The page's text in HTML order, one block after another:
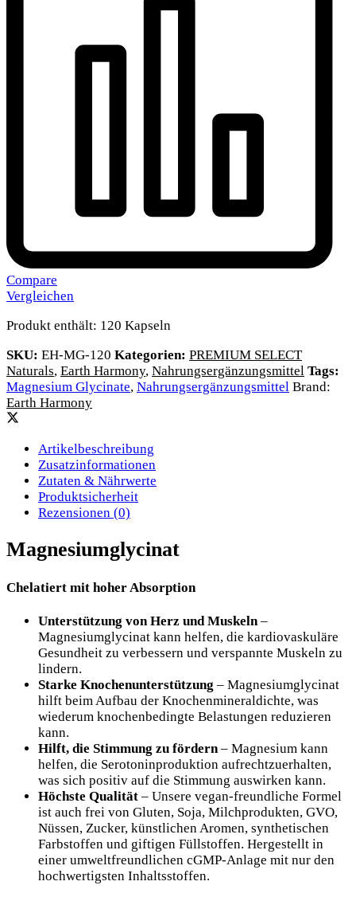
Compare
Vergleichen
Produkt enthält: 120 Kapseln
SKU: EH-MG-120 Kategorien: PREMIUM SELECT
Naturals, Earth Harmony, Nahrungsergänzungsmittel Tags:
Magnesium Glycinate, Nahrungsergänzungsmittel Brand:
Earth Harmony
Artikelbeschreibung
Zusatzinformationen
Zutaten & Nährwerte
Produktsicherheit
Rezensionen (0)
Magnesiumglycinat
Chelatiert mit hoher Absorption
Unterstützung von Herz und Muskeln–
Magnesiumglycinat kann helfen, die kardiovaskuläre
Gesundheit zu verbessern und verspannte Muskeln zu
lindern.
Starke Knochenunterstützung – Magnesiumglycinat
hilft beim Aufbau der Knochenmineraldichte, was
wiederum knochenbedingte Belastungen reduzieren
kann.
Hilft, die Stimmung zu fördern– Magnesium kann
helfen, die Serotoninproduktion aufrechtzuerhalten,
was sich positiv auf die Stimmung auswirken kann.
Höchste Qualität – Unsere vegan-freundliche Formel
ist auch frei von Gluten, Soja, Milchprodukten, GVO,
Nüssen, Zucker, künstlichen Aromen, synthetischen
Farbstoffen und giftigen Füllstoffen. Hergestellt in
einer umweltfreundlichen cGMP-Anlage mit nur den
hochwertigsten Inhaltsstoffen.